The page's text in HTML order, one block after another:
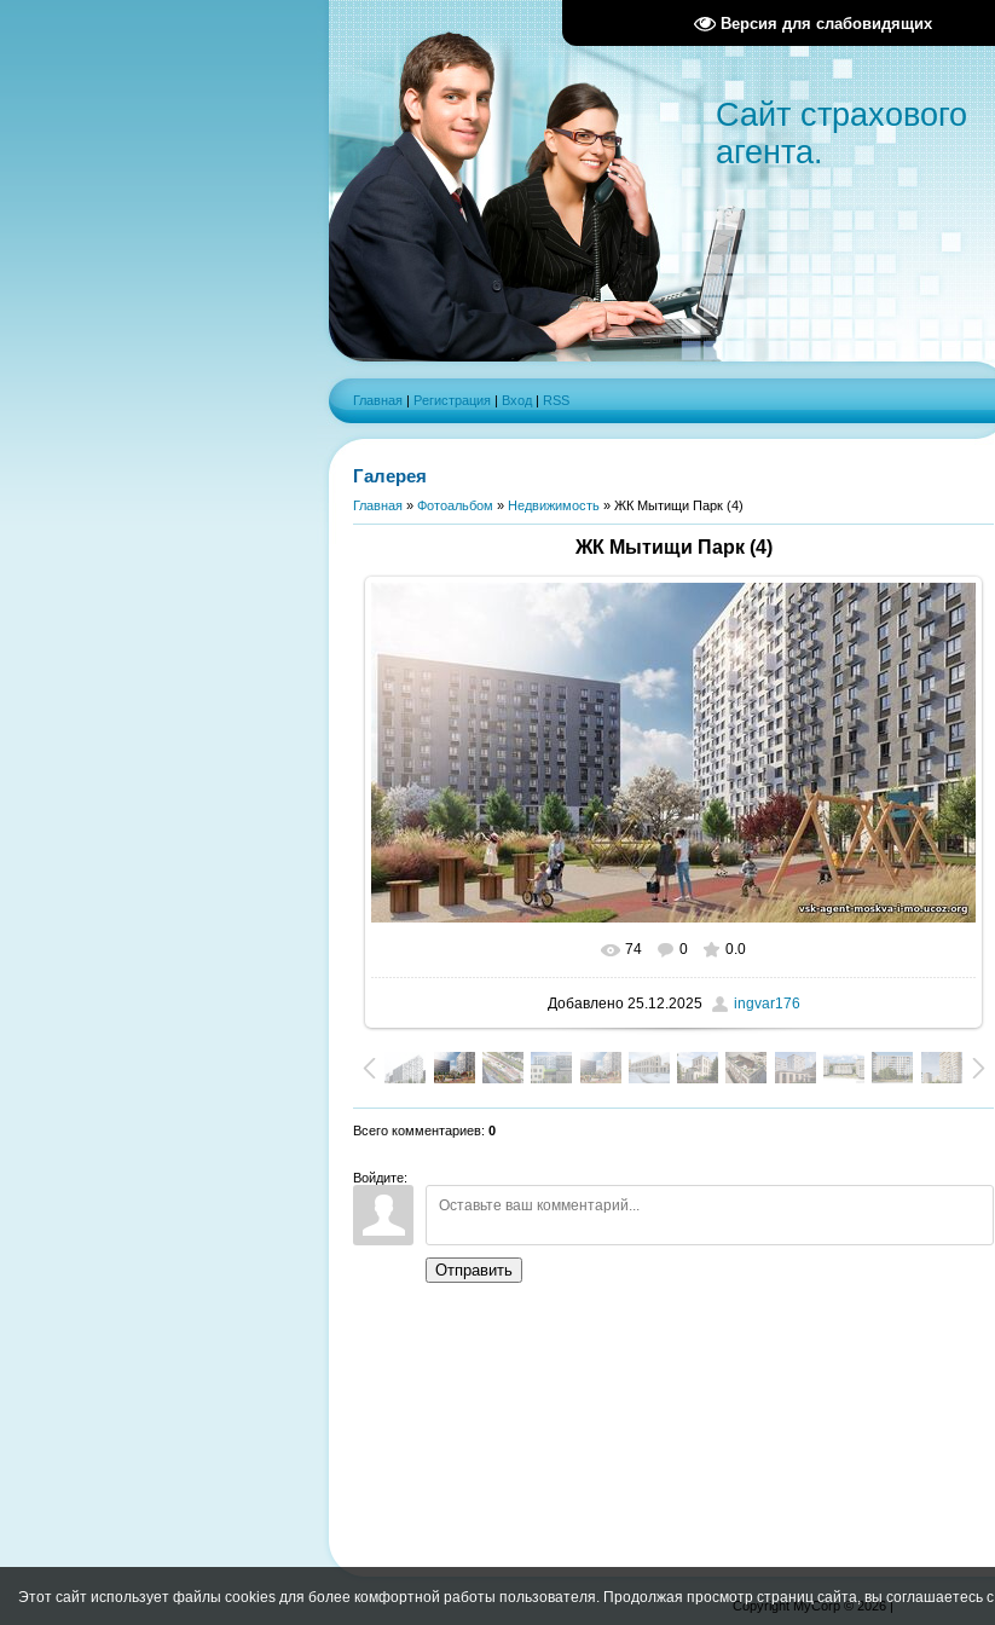
Версия для слабовидящих
Сайт страхового
агента.
Главная | Регистрация | Вход | RSS
Галерея
Главная » Фотоальбом » Недвижимость » ЖК Мытищи Парк (4)
ЖК Мытищи Парк (4)
В реальном размере 800x450
74 0 0.0
Добавлено25.12.2025 ingvar176
Всего комментариев: 0
Войдите:
Отправить
Copyright MyCorp © 2026|
Этот сайт использует файлы cookies для более комфортной работы пользователя. Продолжая просмотр страниц сайта, вы соглашаетесь с